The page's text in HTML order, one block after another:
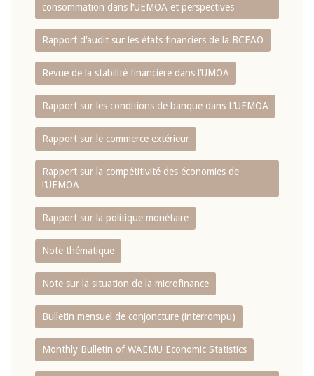
consommation dans l‘UEMOA et perspectives
Rapport d‘audit sur les états financiers de la BCEAO
Revue de la stabilité financière dans l‘UMOA
Rapport sur les conditions de banque dans L‘UEMOA
Rapport sur le commerce extérieur
Rapport sur la compétitivité des économies de
l‘UEMOA
Rapport sur la politique monétaire
Note thématique
Note sur la situation de la microfinance
Bulletin mensuel de conjoncture (interrompu)
Monthly Bulletin of WAEMU Economic Statistics